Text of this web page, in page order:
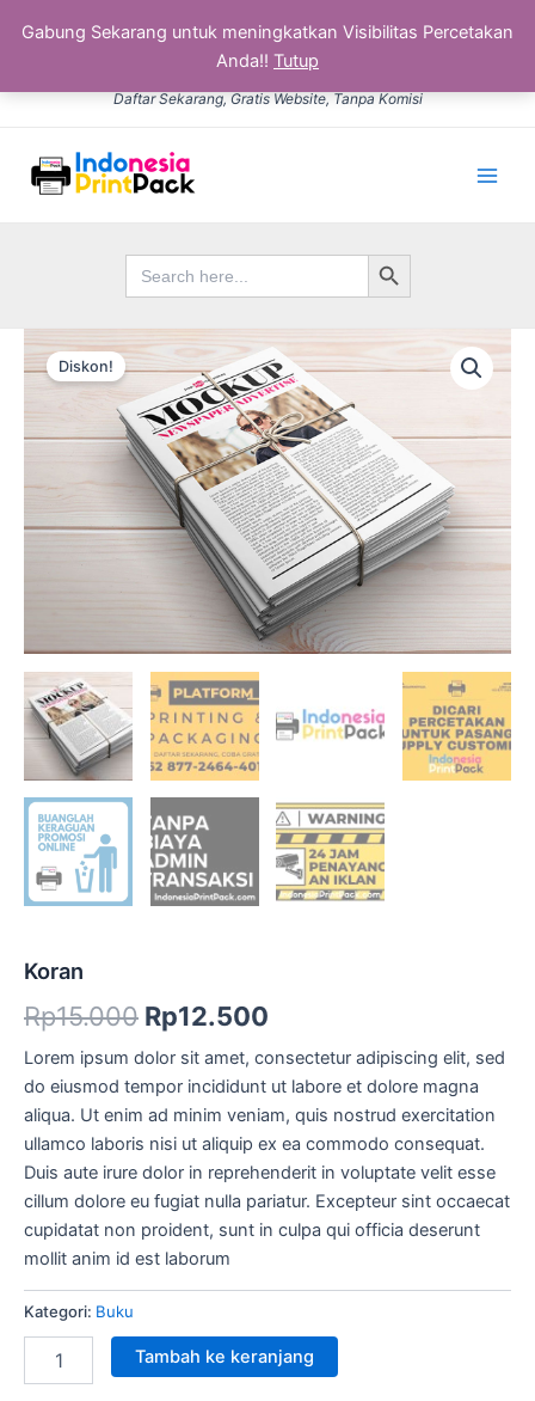
Gabung Sekarang untuk meningkatkan Visibilitas Percetakan
Anda!! Tutup
Daftar Sekarang, Gratis Website, Tanpa Komisi
Search
for:
Search Button
Diskon!
Koran
Rp15.000
Harga
aslinya
adalah:
Rp15.000.
Rp12.500
Harga
saat
ini
adalah:
Rp12.500.
Lorem ipsum dolor sit amet, consectetur adipiscing elit, sed
do eiusmod tempor incididunt ut labore et dolore magna
aliqua. Ut enim ad minim veniam, quis nostrud exercitation
ullamco laboris nisi ut aliquip ex ea commodo consequat.
Duis aute irure dolor in reprehenderit in voluptate velit esse
cillum dolore eu fugiat nulla pariatur. Excepteur sint occaecat
cupidatat non proident, sunt in culpa qui officia deserunt
mollit anim id est laborum
Kategori: Buku
Kuantitas
Koran
Tambah ke keranjang